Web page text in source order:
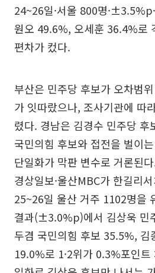
24~26일·서울 800명
원오 49.6%, 오세훈 36.4%로
편차가 컸다.
부산은 민주당 후보가 오차범
가 잇따랐으나, 조사기관에 따
렸다. 경남은 김경수 민주당 후
국민의힘 후보와 접전을 벌이
단일화가 막판 변수로 거론된
경상일보·울산MBC가 한길리
25~26일 울산 거주 1102명을
결과(±3.0%p)에서 김상욱 민
두겸 국민의힘 후보 35.5%, 김
19.0%로 1·2위가 0.3%포인트